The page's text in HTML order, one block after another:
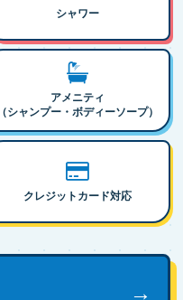
シャワー
アメニティ
（シャンプー・ボディーソープ）
クレジットカード対応
→